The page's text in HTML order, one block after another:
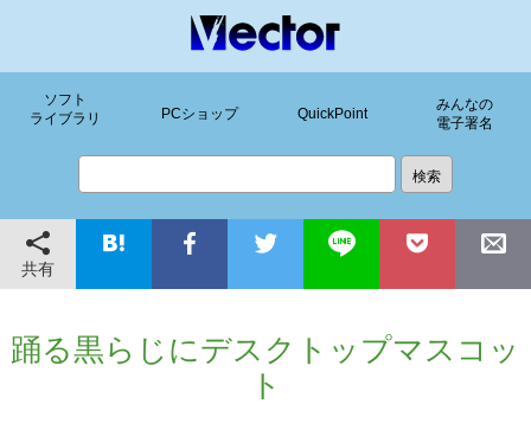
ソフト
ライブラリ
PCショップ QuickPoint
みんなの
電子署名
共有
踊る黒らじにデスクトップマスコッ
ト